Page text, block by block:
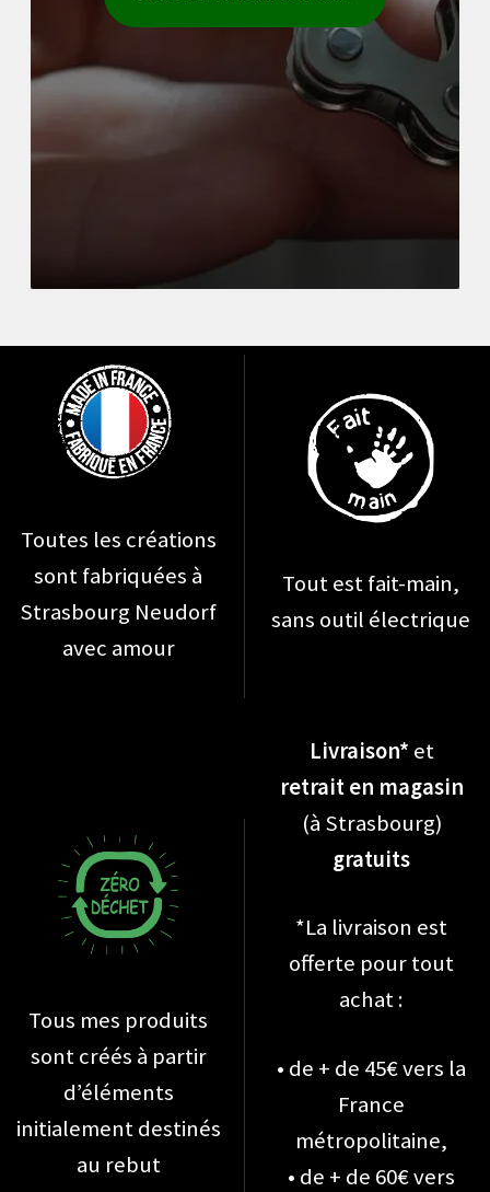
Toutes les créations
sont fabriquées à
Strasbourg Neudorf
avec amour
Tout est fait-main,
sans outil électrique
Tous mes produits
sont créés à partir
d’éléments
initialement destinés
au rebut
Livraison* et
retrait en magasin
(à Strasbourg)
gratuits
*La livraison est
offerte pour tout
achat :
• de + de 45€ vers la
France
métropolitaine,
• de + de 60€ vers